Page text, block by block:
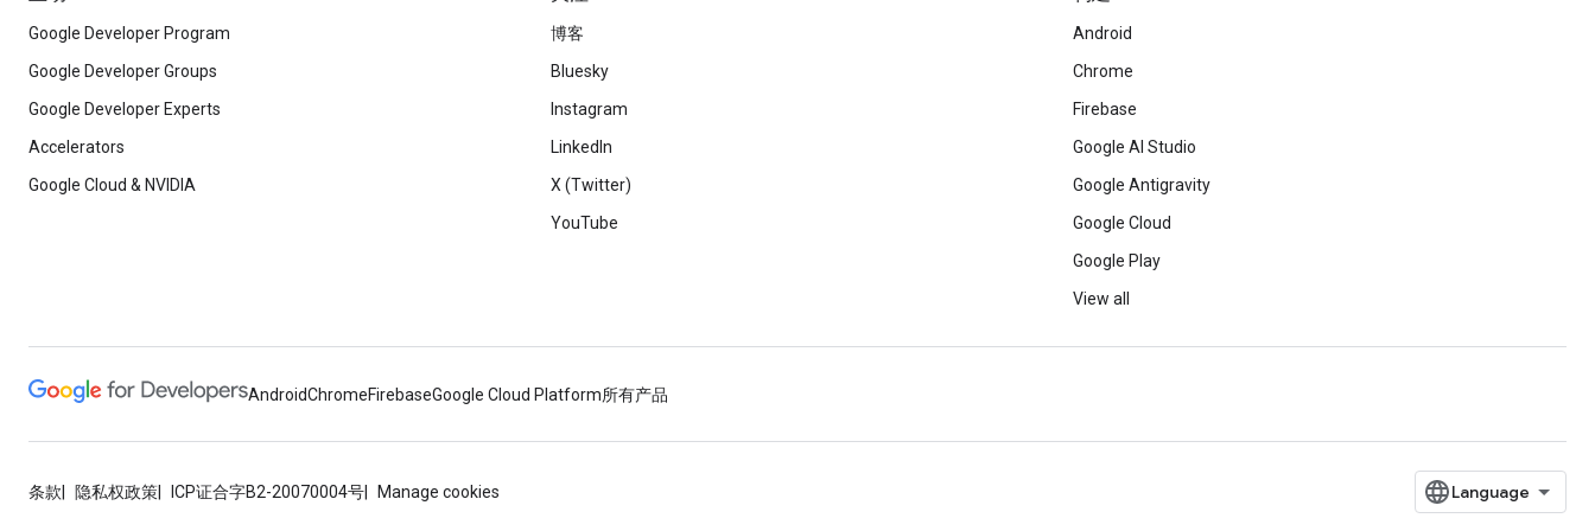
Google Developer Program
Google Developer Groups
Google Developer Experts
Accelerators
Google Cloud & NVIDIA
博客
Bluesky
Instagram
LinkedIn
X (Twitter)
YouTube
Android
Chrome
Firebase
Google AI Studio
Google Antigravity
Google Cloud
Google Play
View all
AndroidChromeFirebaseGoogle Cloud Platform所有产品
条款 隐私权政策 ICP证合字B2-20070004号 Manage cookies